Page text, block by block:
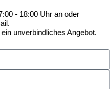
- 18:00 Uhr an oder
unverbindliches Angebot.